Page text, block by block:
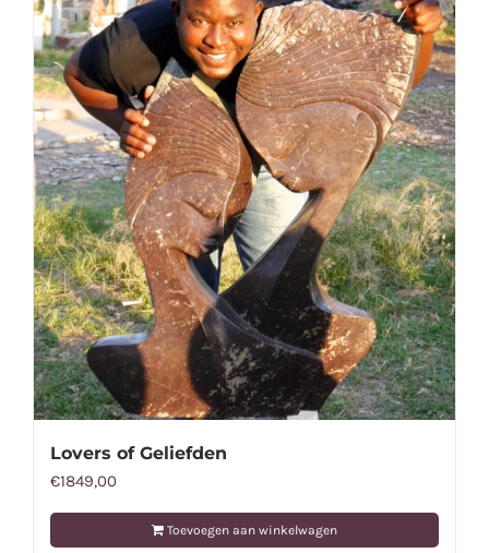
Lovers of Geliefden
€1849,00
Toevoegen aan winkelwagen